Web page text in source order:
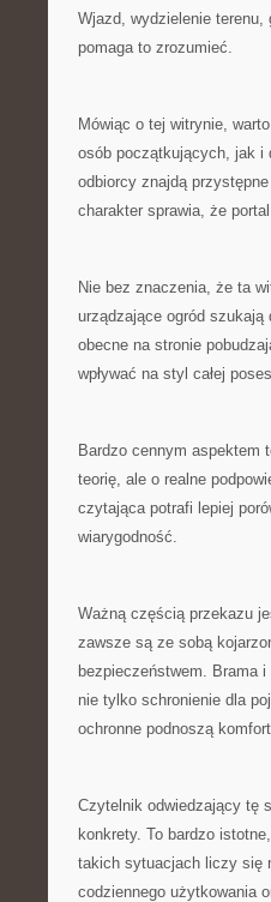
Wjazd, wydzielenie terenu,
pomaga to zrozumieć.
Mówiąc o tej witrynie,
osób początkujących, jak i
odbiorcy znajdą
charakter sprawia, że
Nie bez znaczenia, że ta
urządzające ogród
obecne na stronie
wpływać na styl całej
Bardzo cennym aspektem
teorię, ale o realne
czytająca potrafi lepiej
wiarygodność.
Ważną częścią przekazu
zawsze są ze sobą
bezpieczeństwem. Brama
nie tylko schronienie dla
ochronne podnoszą
Czytelnik odwiedzający tę
konkrety. To bardzo
takich sytuacjach liczy się
codziennego użytkowania